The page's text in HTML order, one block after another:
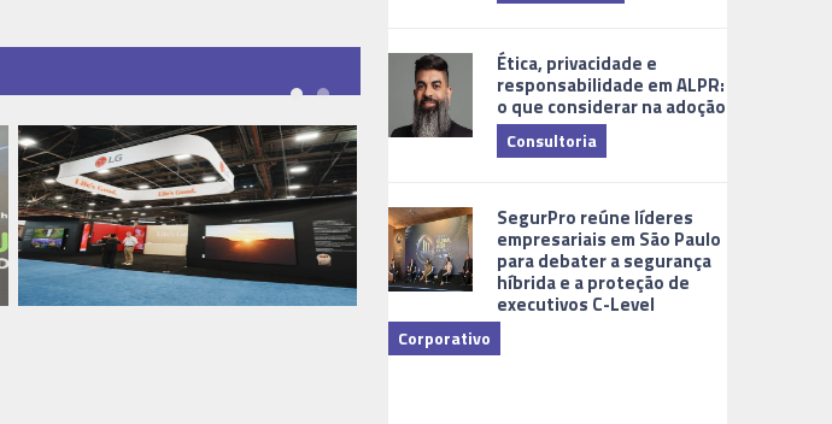
Ética, privacidade e
responsabilidade em ALPR:
o que considerar na adoção
Consultoria
SegurPro reúne líderes
empresariais em São Paulo
para debater a segurança
híbrida e a proteção de
executivos C-Level
Corporativo